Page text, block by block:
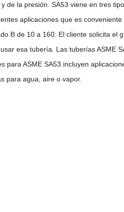
la presión. SA53 viene en tres
aplicaciones que es
B de 10 a 160. El cliente solicita el
esa tubería. Las tuberías ASME
ASME SA53 incluyen
para agua, aire o vapor.